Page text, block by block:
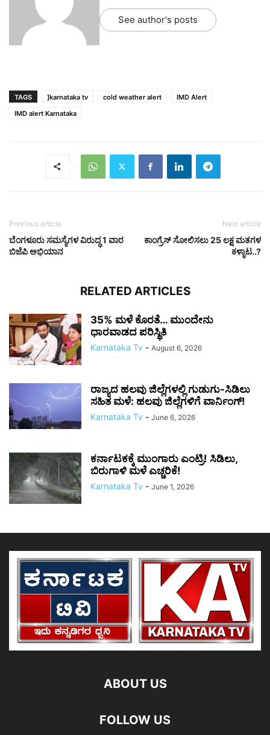
See author's posts
TAGS ]karnataka tv cold weather alert
IMD Alert
IMD alert Karnataka
Previous article
ಬೆಂಗಳೂರು ಸಮಸ್ಯೆಗಳ ವಿರುದ್ಧ 1 ವಾರ
ಬಿಜೆಪಿ ಅಭಿಯಾನ
Next article
ಕಾಂಗ್ರೆಸ್ ಸೋಲಿಸಲು 25 ಲಕ್ಷ ಮತಗಳ
ಕಳ್ಳಾಟ..?
RELATED ARTICLES
35% ಮಳೆ ಕೊರತೆ… ಮುಂದೇನು
ಧಾರವಾಡದ ಪರಿಸ್ಥಿತಿ
Karnataka Tv - August 6, 2026
ರಾಜ್ಯದ ಹಲವು ಜಿಲ್ಲೆಗಳಲ್ಲಿ ಗುಡುಗು-ಸಿಡಿಲು
ಸಹಿತ ಮಳೆ: ಹಲವು ಜಿಲ್ಲೆಗಳಿಗೆ ವಾರ್ನಿಂಗ್!
Karnataka Tv - June 6, 2026
ಕರ್ನಾಟಕಕ್ಕೆ ಮುಂಗಾರು ಎಂಟ್ರಿ! ಸಿಡಿಲು,
ಬಿರುಗಾಳಿ ಮಳೆ ಎಚ್ಚರಿಕೆ!
Karnataka Tv - June 1, 2026
ABOUT US
FOLLOW US